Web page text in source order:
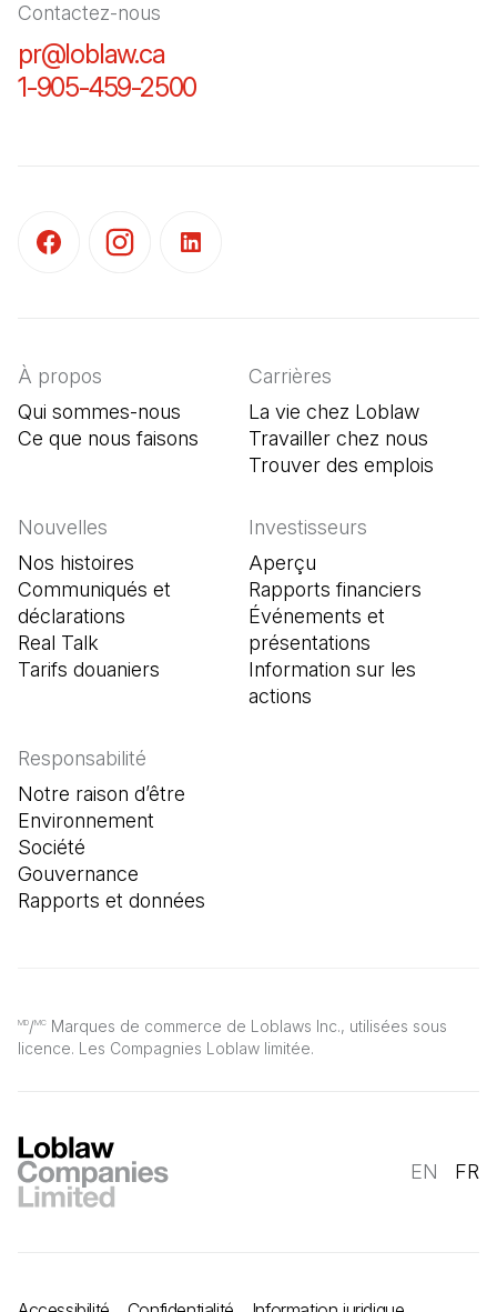
Contactez-nous
pr@loblaw.ca
1-905-459-2500
MD/MC Marques de commerce de Loblaws Inc., utilisées sous
licence. Les Compagnies Loblaw limitée.
À propos
Qui sommes-nous
Ce que nous faisons
Carrières
La vie chez Loblaw
Travailler chez nous
Trouver des emplois
Nouvelles
Nos histoires
Communiqués et
déclarations
Real Talk
Tarifs douaniers
Investisseurs
Aperçu
Rapports financiers
Événements et
présentations
Information sur les
actions
Responsabilité
Notre raison d’être
Environnement
Société
Gouvernance
Rapports et données
EN FR